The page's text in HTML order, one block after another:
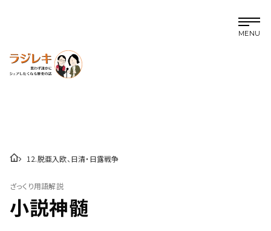
MENU
12.脱亜入欧、日清・日露戦争
ざっくり用語解説
小説神髄